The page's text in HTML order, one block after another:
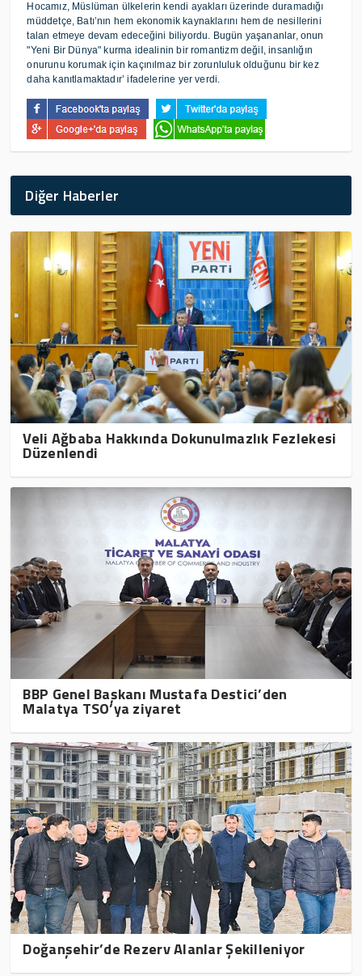
Hocamız, Müslüman ülkelerin kendi ayakları üzerinde duramadığı
müddetçe, Batı’nın hem ekonomik kaynaklarını hem de nesillerini
talan etmeye devam edeceğini biliyordu. Bugün yaşananlar, onun
"Yeni Bir Dünya" kurma idealinin bir romantizm değil, insanlığın
onurunu korumak için kaçınılmaz bir zorunluluk olduğunu bir kez
daha kanıtlamaktadır’ ifadelerine yer verdi.
Diğer Haberler
Veli Ağbaba Hakkında Dokunulmazlık Fezlekesi
Düzenlendi
BBP Genel Başkanı Mustafa Destici’den
Malatya TSO’ya ziyaret
Doğanşehir’de Rezerv Alanlar Şekilleniyor